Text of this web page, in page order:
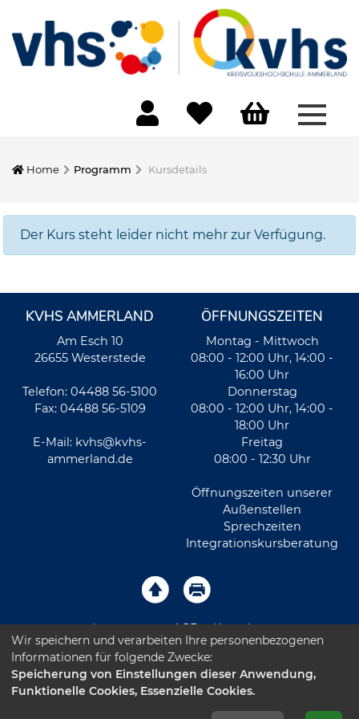
Home Programm Kursdetails
Der Kurs steht leider nicht mehr zur Verfügung.
KVHS AMMERLAND
Am Esch 10
26655 Westerstede
Telefon: 04488 56-5100
Fax: 04488 56-5109
E-Mail: kvhs@kvhs-
ammerland.de
ÖFFNUNGSZEITEN
Montag - Mittwoch
08:00 - 12:00 Uhr, 14:00 -
16:00 Uhr
Donnerstag
08:00 - 12:00 Uhr, 14:00 -
18:00 Uhr
Freitag
08:00 - 12:30 Uhr
Öffnungszeiten unserer
Außenstellen
Sprechzeiten
Integrationskursberatung
Impressum AGB Kontakt
Sitemap Datenschutz Leichte Sprache
Barrierefreiheitserklärung
Wir speichern und verarbeiten Ihre personenbezogenen
Informationen für folgende Zwecke:
Speicherung von Einstellungen dieser Anwendung,
Funktionelle Cookies, Essenzielle Cookies.